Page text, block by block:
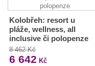
Kolobřeh: resort u
pláže, wellness, all
inclusive či polopenze
8 462 Kč
6 642 Kč